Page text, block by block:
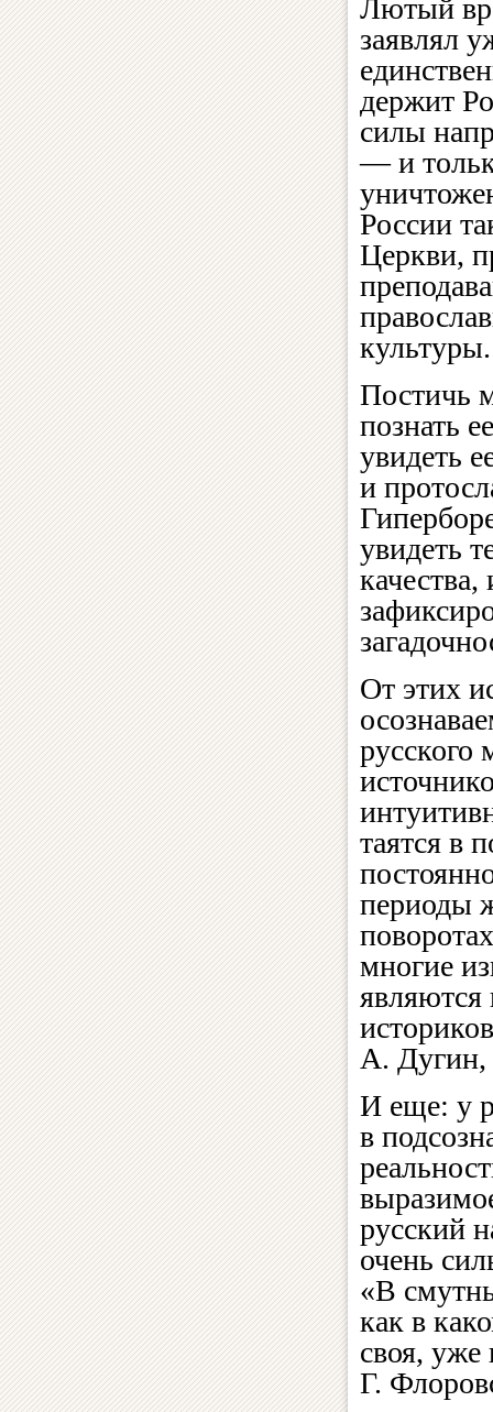
Лютый
заявлял
держит
силы
— и
России
Церкви,
культуры.
Постичь
познать
увидеть
и
увидеть
От этих
русского
таятся в
периоды
многие
А. Дугин,
И еще: у
в
русский
очень
«В
как в
своя,
Г.